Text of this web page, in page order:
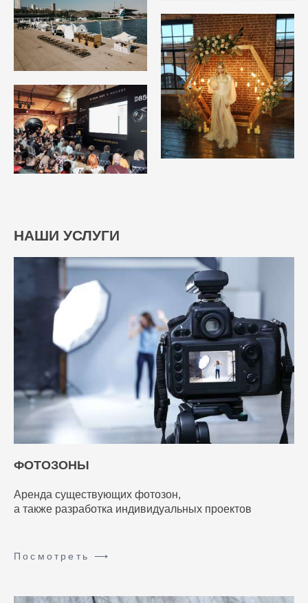
НАШИ УСЛУГИ
ФОТОЗОНЫ
Аренда существующих фотозон,
а также разработка индивидуальных проектов
Посмотреть ⟶